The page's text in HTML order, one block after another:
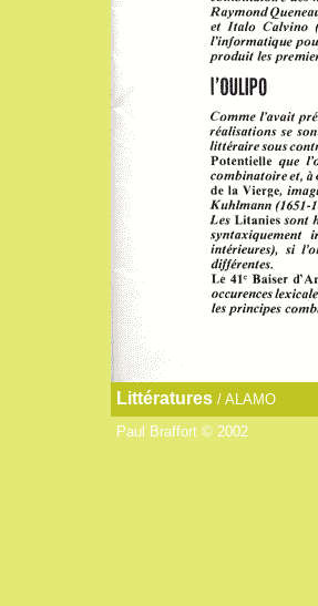
Littératures / ALAMO
Paul Braffort © 2002